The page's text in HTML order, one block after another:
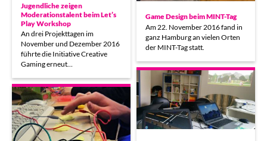
Jugendliche zeigen
Moderationstalent beim Let’s
Play Workshop
An drei Projekttagen im
November und Dezember 2016
führte die Initiative Creative
Gaming erneut…
Game Design beim MINT-Tag
Am 22. November 2016 fand in
ganz Hamburg an vielen Orten
der MINT-Tag statt.